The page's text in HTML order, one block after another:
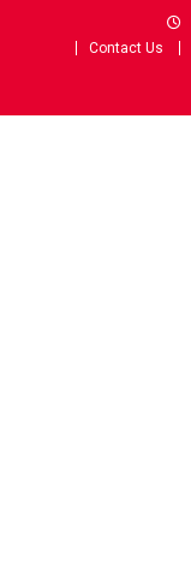
Contact Us